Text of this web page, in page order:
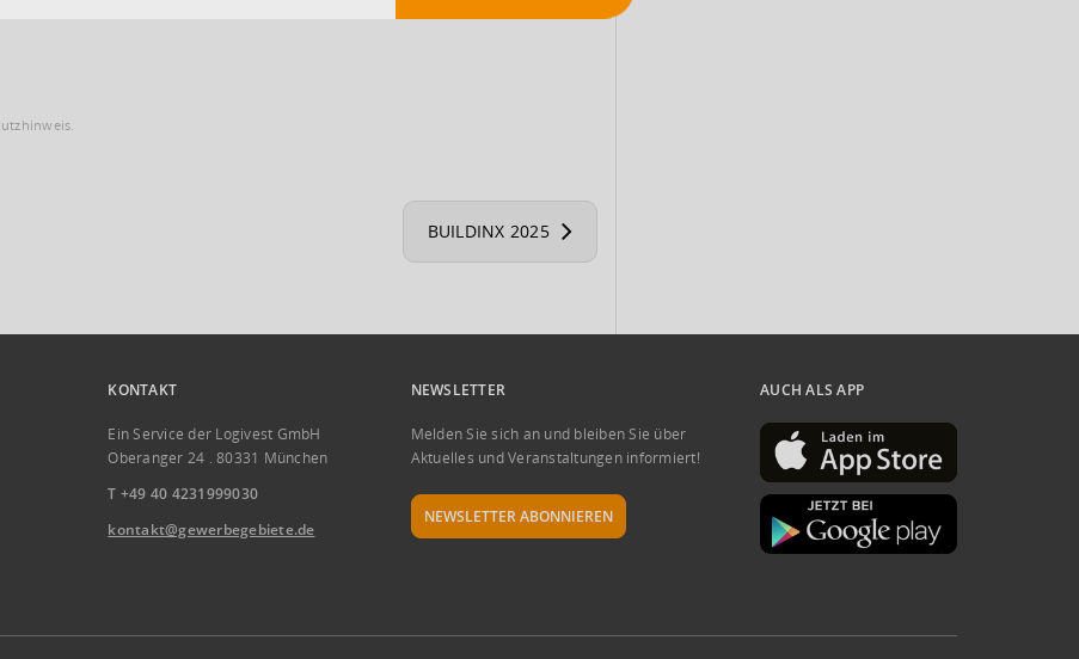
BUILDINX 2025
KONTAKT
Ein Service der Logivest GmbH
Oberanger 24 . 80331 München
T +49 40 4231999030
kontakt@gewerbegebiete.de
NEWSLETTER
Melden Sie sich an und bleiben Sie über
Aktuelles und Veranstaltungen informiert!
NEWSLETTER ABONNIEREN
AUCH ALS APP